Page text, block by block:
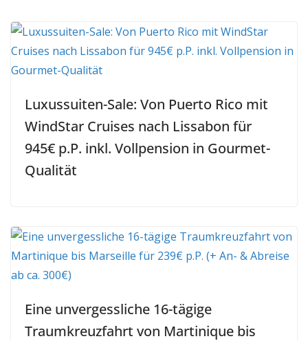
Luxussuiten-Sale: Von Puerto Rico mit
WindStar Cruises nach Lissabon für
945€ p.P. inkl. Vollpension in Gourmet-
Qualität
Eine unvergessliche 16-tägige
Traumkreuzfahrt von Martinique bis